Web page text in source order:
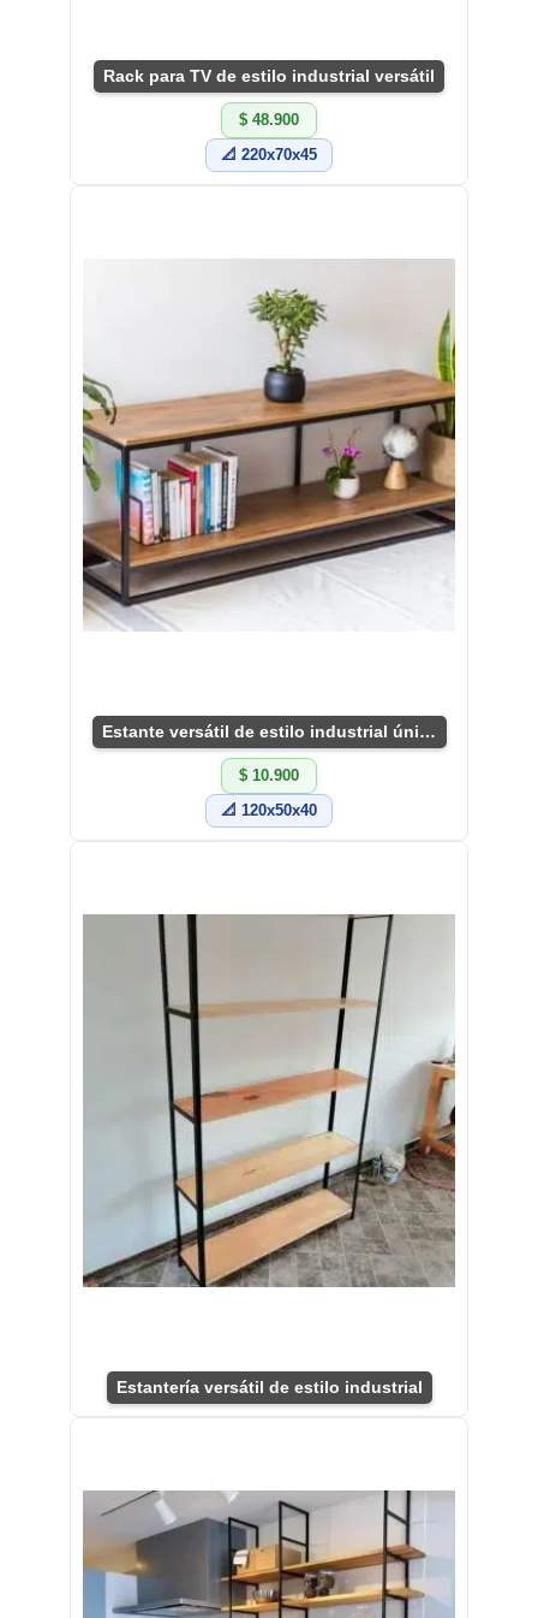
Rack para TV de estilo industrial versátil
$ 48.900
📐 220x70x45
Estante versátil de estilo industrial único
$ 10.900
📐 120x50x40
Estantería versátil de estilo industrial